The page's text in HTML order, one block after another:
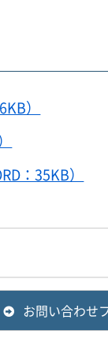
）
：35KB）
お問い合わせ